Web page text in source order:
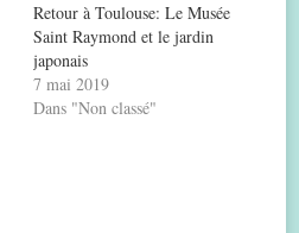
Retour à Toulouse: Le Musée
Saint Raymond et le jardin
japonais
7 mai 2019
Dans "Non classé"